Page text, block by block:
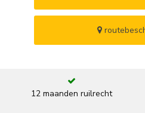
12 maanden ruilrecht